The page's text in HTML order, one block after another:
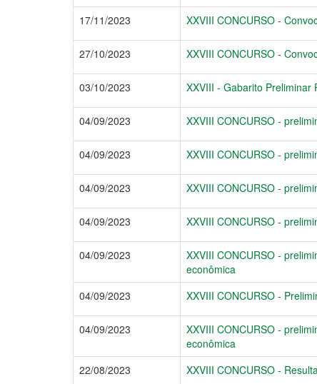
17/11/2023 XXVIII CONCURSO -
27/10/2023 XXVIII CONCURSO -
03/10/2023 XXVIII - Gabarito Preliminar
04/09/2023 XXVIII CONCURSO -
04/09/2023 XXVIII CONCURSO -
04/09/2023 XXVIII CONCURSO -
04/09/2023 XXVIII CONCURSO -
04/09/2023
XXVIII CONCURSO -
econômica
04/09/2023 XXVIII CONCURSO -
04/09/2023
XXVIII CONCURSO -
econômica
22/08/2023 XXVIII CONCURSO -